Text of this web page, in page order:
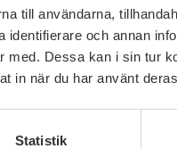
till användarna,
och annan
Dessa kan i sin tur
in när du har använt
Statistik
hårdgjorda